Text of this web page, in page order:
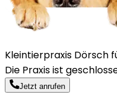
Kleintierpraxis Dörsch
Die Praxis ist
Jetzt anrufen